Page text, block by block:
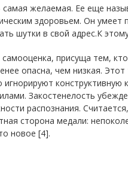
желаемая. Ее еще
здоровьем. Он умеет
шутки в свой адрес.К
присуща тем,
опасна, чем низкая.
игнорируют
Закостенелость
распознания.
сторона медали:
новое [4].